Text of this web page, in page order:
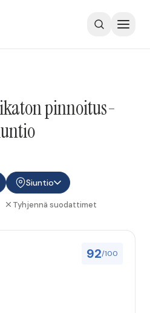
pinnoitus-
Siuntio
Tyhjennä suodattimet
92/100